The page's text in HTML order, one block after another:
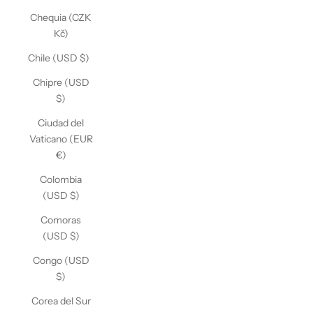
Chequia (CZK
Kč)
Chile (USD $)
Chipre (USD
$)
Ciudad del
Vaticano (EUR
€)
Colombia
(USD $)
Comoras
(USD $)
Congo (USD
$)
Corea del Sur